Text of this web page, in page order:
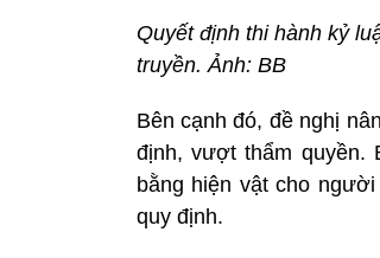
Quyết định thi hành kỷ
truyền. Ảnh: BB
Bên cạnh đó, đề nghị
định, vượt thẩm quyền.
bằng hiện vật cho
quy định.